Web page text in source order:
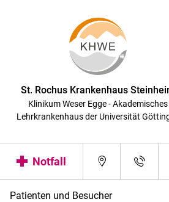
St. Rochus Krankenhaus
Klinikum Weser Egge - Akademisches
Lehrkrankenhaus der Universität
Notfall
Patienten und Besucher